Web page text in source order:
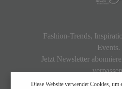
Fashion-Trends,
Events.
Jetzt Newsletter
Diese Website verwendet Cookies, um